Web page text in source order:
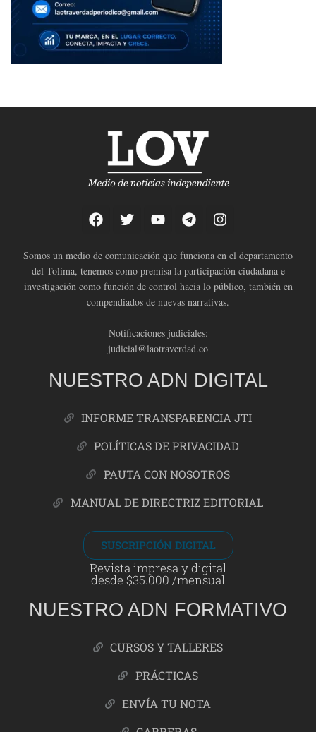
Somos un medio de comunicación que funciona en el departamento
del Tolima, tenemos como premisa la participación ciudadana e
investigación como función de control hacia lo público, también en
compendiados de nuevas narrativas.
Notificaciones judiciales:
judicial@laotraverdad.co
NUESTRO ADN DIGITAL
INFORME TRANSPARENCIA JTI
POLÍTICAS DE PRIVACIDAD
PAUTA CON NOSOTROS
MANUAL DE DIRECTRIZ EDITORIAL
SUSCRIPCIÓN DIGITAL
Revista impresa y digital
desde $35.000 /mensual
NUESTRO ADN FORMATIVO
CURSOS Y TALLERES
PRÁCTICAS
ENVÍA TU NOTA